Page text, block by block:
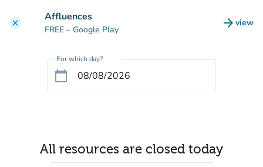
clear Affluences
FREE – Google Play arrow_forward view
(new
For which day?
calendar_today
All resources are closed today